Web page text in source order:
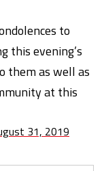
to
this evening’s
them as well as
at this
31, 2019